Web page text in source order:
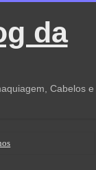
da
Cabelos e